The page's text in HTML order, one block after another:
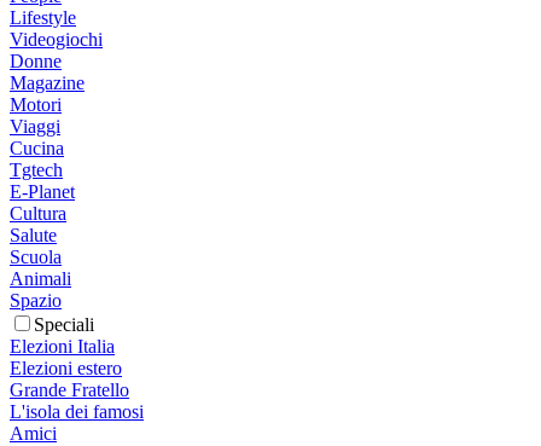
Lifestyle
Videogiochi
Donne
Magazine
Motori
Viaggi
Cucina
Tgtech
E-Planet
Cultura
Salute
Scuola
Animali
Spazio
Speciali
Elezioni Italia
Elezioni estero
Grande Fratello
L'isola dei famosi
Amici